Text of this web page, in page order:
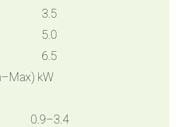
3.5
5.0
6.5
kW
0.9–3.4